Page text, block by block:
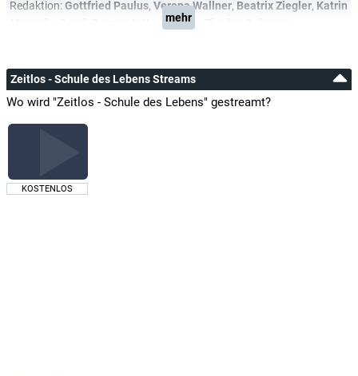
Redaktion:Gottfried Paulus, Verena Wallner, Beatrix Ziegler, Katrin
Beatrix Ziegler-Gebauer
mehr
Zeitlos - Schule des Lebens Streams
Wo wird "Zeitlos - Schule des Lebens" gestreamt?
KOSTENLOS